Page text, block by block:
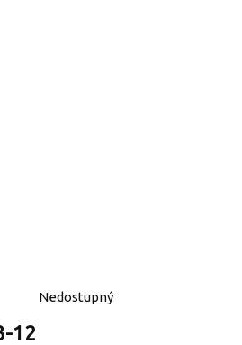
Nedostupný
12